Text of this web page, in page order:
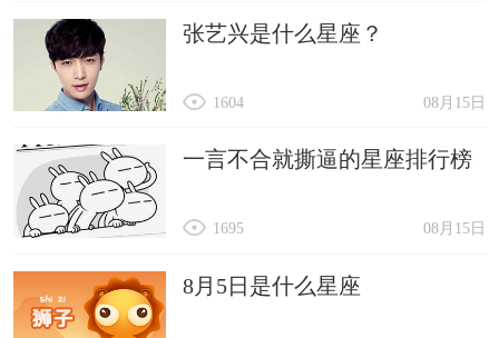
张艺兴是什么星座？
08月15日
1604
一言不合就撕逼的星座排行榜
08月15日
1695
8月5日是什么星座